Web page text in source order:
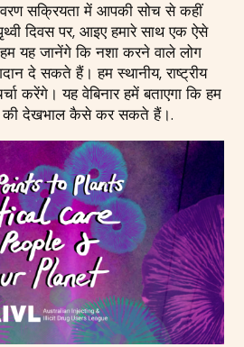
सक्रियता में आपकी सोच से कहीं
दिवस पर, आइए हमारे साथ एक ऐसे
यह जानेंगे कि नशा करने वाले लोग
दे सकते हैं। हम स्थानीय, राष्ट्रीय
करेंगे। यह वेबिनार हमें बताएगा कि हम
की देखभाल कैसे कर सकते हैं।.